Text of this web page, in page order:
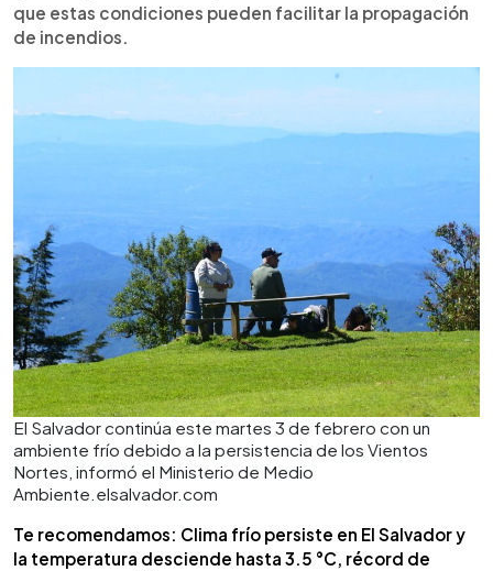
que estas condiciones pueden facilitar la propagación
de incendios.
El Salvador continúa este martes 3 de febrero con un
ambiente frío debido a la persistencia de los Vientos
Nortes, informó el Ministerio de Medio
Ambiente.elsalvador.com
Te recomendamos: Clima frío persiste en El Salvador y
la temperatura desciende hasta 3.5 °C, récord de